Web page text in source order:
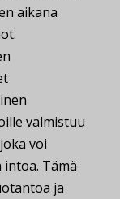
aikana
valmistuu
voi
Tämä
ja